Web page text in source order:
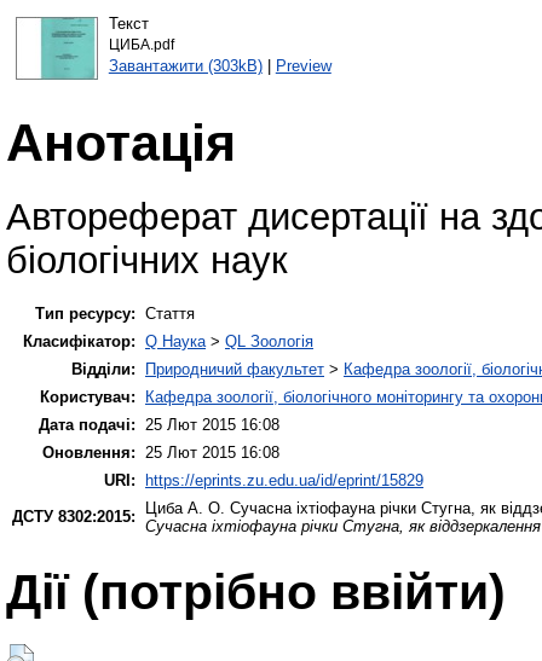
Текст
ЦИБА.pdf
Завантажити (303kB)| Preview
Анотація
Автореферат дисертації на
біологічних наук
Тип ресурсу: Стаття
Класифікатор: Q Наука > QL Зоологія
Відділи:
Природничий факультет > Кафедра зоології,
Користувач:
Кафедра зоології, біологічного моніторингу та
Дата подачі:
25 Лют 2015 16:08
Оновлення:
25 Лют 2015 16:08
URI: https://eprints.zu.edu.ua/id/eprint/15829
ДСТУ 8302:2015:
Циба А. О. Сучасна іхтіофауна річки Стугна, як
Сучасна іхтіофауна річки Стугна, як
Дії ​​(потрібно ввійти)